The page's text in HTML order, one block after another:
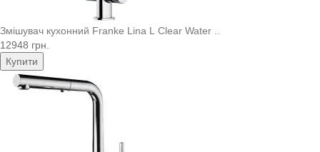
Змішувач кухонний Franke Lina L Clear Water ..
12948 грн.
Купити